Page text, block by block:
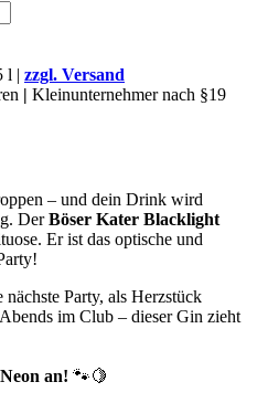
l | zzgl. Versand
| Kleinunternehmer nach §19
– und dein Drink wird
DerBöser Kater Blacklight
Er ist das optische und
Party, als Herzstück
im Club – dieser Gin zieht
an! 🐾🍋